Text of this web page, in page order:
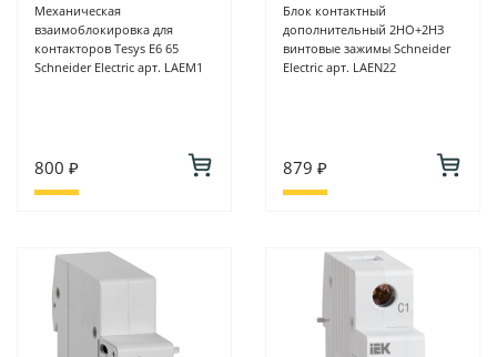
Механическая
взаимоблокировка для
контакторов Tesys E6 65
Schneider Electric арт. LAEM1
800 ₽
Блок контактный
дополнительный 2НО+2НЗ
винтовые зажимы Schneider
Electric арт. LAEN22
879 ₽